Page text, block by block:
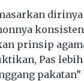
konsisten
prinsip
Pas